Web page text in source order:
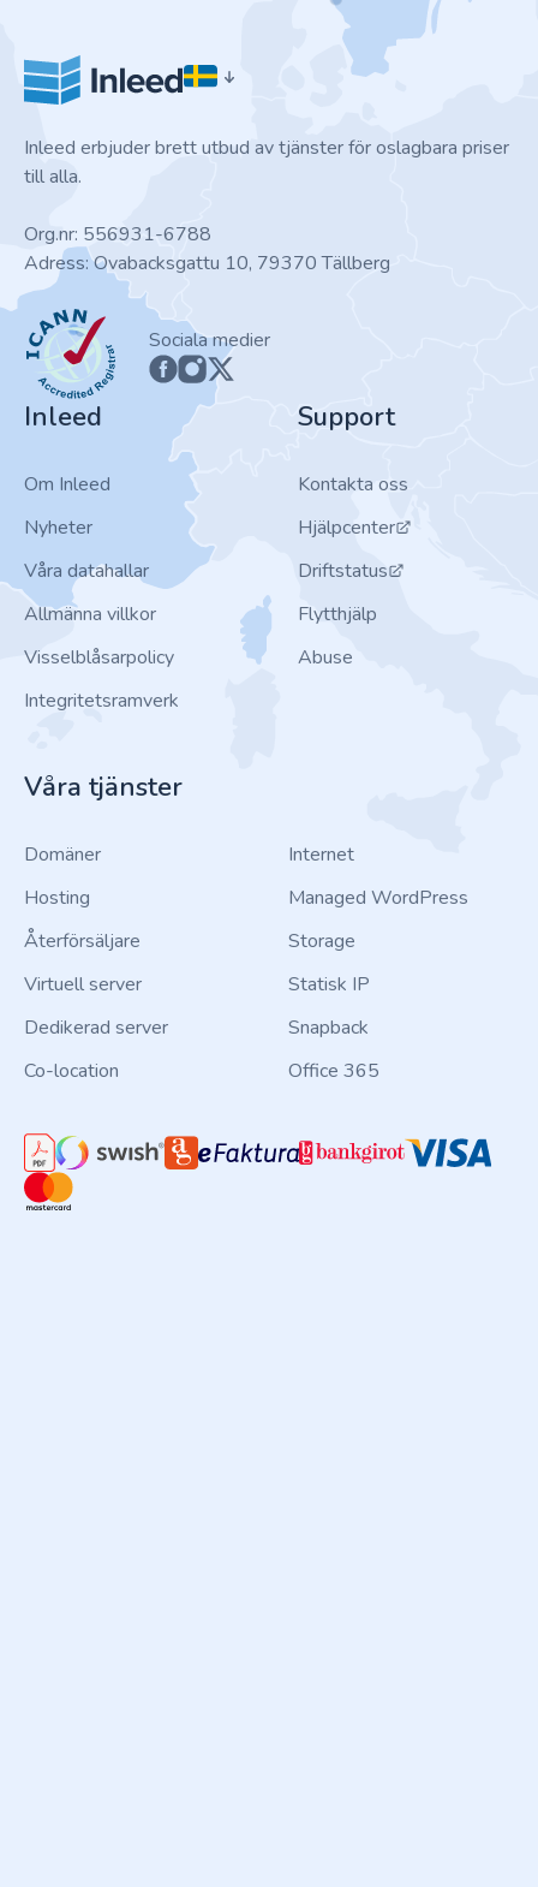
Inleed erbjuder brett utbud av tjänster för oslagbara priser
till alla.
Org.nr: 556931-6788
Adress: Ovabacksgattu 10, 79370 Tällberg
ICANN
Sociala medier
Inleed
Om Inleed
Nyheter
Våra datahallar
Allmänna villkor
Visselblåsarpolicy
Integritetsramverk
Support
Kontakta oss
Hjälpcenter
Driftstatus
Flytthjälp
Abuse
Våra tjänster
Domäner
Hosting
Återförsäljare
Virtuell server
Dedikerad server
Co-location
Internet
Managed WordPress
Storage
Statisk IP
Snapback
Office 365